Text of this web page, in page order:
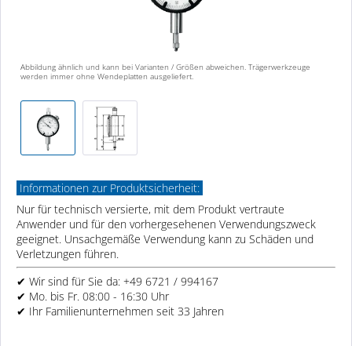
Abbildung ähnlich und kann bei Varianten / Größen abweichen. Trägerwerkzeuge
werden immer ohne Wendeplatten ausgeliefert.
Informationen zur Produktsicherheit:
Nur für technisch versierte, mit dem Produkt vertraute
Anwender und für den vorhergesehenen Verwendungszweck
geeignet. Unsachgemäße Verwendung kann zu Schäden und
Verletzungen führen.
✔ Wir sind für Sie da: +49 6721 / 994167
✔ Mo. bis Fr. 08:00 - 16:30 Uhr
✔ Ihr Familienunternehmen seit 33 Jahren